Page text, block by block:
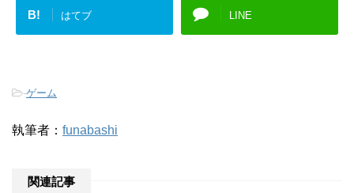
B! はてブ LINE
-ゲーム
執筆者： funabashi
関連記事